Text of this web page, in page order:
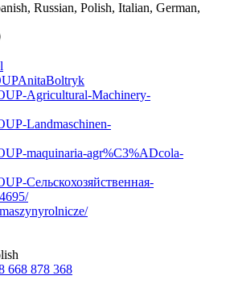
Russian, Polish, Italian, German,
Agricultural-Machinery-
Landmaschinen-
maquinaria-agr%C3%ADcola-
Сельскохозяйственная-
668 878 368